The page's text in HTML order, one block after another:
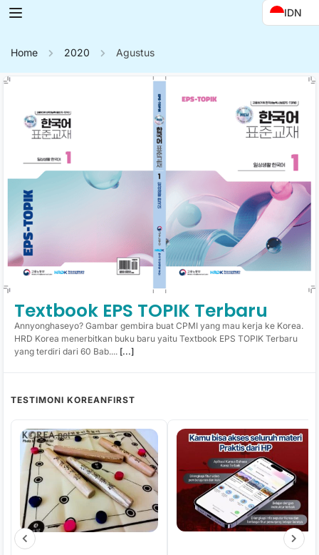
IDN
Home 2020 Agustus
Textbook EPS TOPIK Terbaru
Annyonghaseyo? Gambar gembira buat CPMI yang mau kerja ke Korea.
HRD Korea menerbitkan buku baru yaitu Textbook EPS TOPIK Terbaru
yang terdiri dari 60 Bab.... [...]
TESTIMONI KOREANFIRST